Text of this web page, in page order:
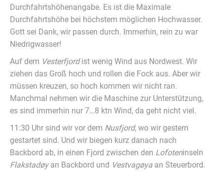
Durchfahrtshöhenangabe. Es ist die Maximale
Durchfahrtshöhe bei höchstem möglichen Hochwasser.
Gott sei Dank, wir passen durch. Immerhin, rein zu war
Niedrigwasser!
Auf dem Vesterfjordist wenig Wind aus Nordwest. Wir
ziehen das Groß hoch und rollen die Fock aus. Aber wir
müssen kreuzen, so hoch kommen wir nicht ran.
Manchmal nehmen wir die Maschine zur Unterstützung,
es sind immerhin nur 7…8 ktn Wind, da geht nicht viel.
11:30 Uhr sind wir vor dem Nusfjord, wo wir gestern
gestartet sind. Und wir biegen kurz danach nach
Backbord ab, in einen Fjord zwischen den Lofoteninseln
Flakstadøyan Backbord und Vestvagøya an Steuerbord.